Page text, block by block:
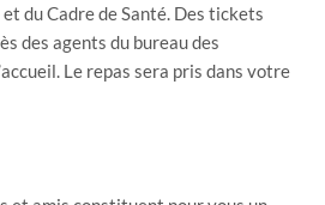
du Cadre de Santé. Des tickets
des agents du bureau des
Le repas sera pris dans votre